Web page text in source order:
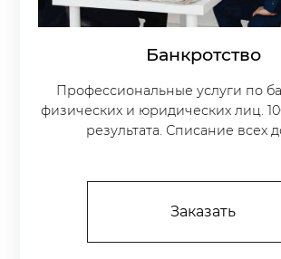
Банкротство
Профессиональные услуги по
физических и юридических лиц.
результата. Списание всех
Заказать